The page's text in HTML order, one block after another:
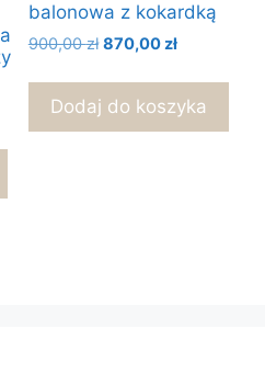
balonowa z kokardką
900,00zł Pierwotna
wynosiła:
900,00 zł.
870,00 złAktualna
wynosi:
870,00 zł.
Dodaj do koszyka